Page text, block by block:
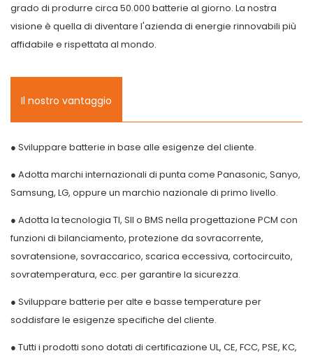
grado di produrre circa 50.000 batterie al giorno. La nostra
visione è quella di diventare l'azienda di energie rinnovabili più
affidabile e rispettata al mondo.
Il nostro vantaggio
● Sviluppare batterie in base alle esigenze del cliente.
● Adotta marchi internazionali di punta come Panasonic, Sanyo,
Samsung, LG, oppure un marchio nazionale di primo livello.
● Adotta la tecnologia TI, SII o BMS nella progettazione PCM con
funzioni di bilanciamento, protezione da sovracorrente,
sovratensione, sovraccarico, scarica eccessiva, cortocircuito,
sovratemperatura, ecc. per garantire la sicurezza.
● Sviluppare batterie per alte e basse temperature per
soddisfare le esigenze specifiche del cliente.
● Tutti i prodotti sono dotati di certificazione UL, CE, FCC, PSE, KC,